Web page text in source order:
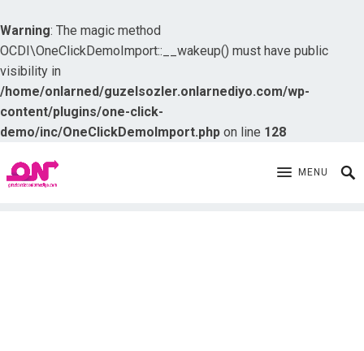
Warning: The magic method
OCDI\OneClickDemoImport::__wakeup() must have public
visibility in
/home/onlarned/guzelsozler.onlarnediyo.com/wp-
content/plugins/one-click-
demo/inc/OneClickDemoImport.php on line 128
MENU